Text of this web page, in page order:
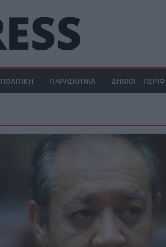
ΠΟΛΙΤΙΚΗ ΠΑΡΑΣΚΗΝΙΑ ΔΗΜΟΙ –